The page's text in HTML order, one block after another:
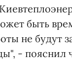
быть
не будут
- пояснил